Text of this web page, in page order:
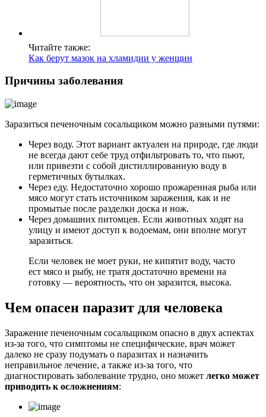
Читайте также:
Как берут мазок на хламидии у женщин
Причины заболевания
Заразиться печеночным сосальщиком можно разными путями:
Через воду. Этот вариант актуален на природе, где люди
не всегда дают себе труд отфильтровать то, что пьют,
или привезти с собой дистиллированную воду в
герметичных бутылках.
Через еду. Недостаточно хорошо прожаренная рыба или
мясо могут стать источником заражения, как и не
промытые после разделки доска и нож.
Через домашних питомцев. Если животных ходят на
улицу и имеют доступ к водоемам, они вполне могут
заразиться.
Если человек не моет руки, не кипятит воду, часто
ест мясо и рыбу, не тратя достаточно времени на
готовку — вероятность, что он заразится, высока.
Чем опасен паразит для человека
Заражение печеночным сосальщиком опасно в двух аспектах
из-за того, что симптомы не специфические, врач может
далеко не сразу подумать о паразитах и назначить
неправильное лечение, а также из-за того, что
диагностировать заболевание трудно, оно может легко может
приводить к осложнениям: